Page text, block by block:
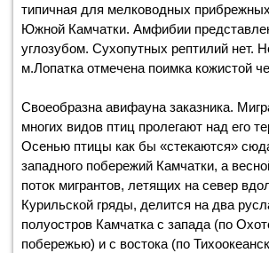
типичная для мелководных
Южной Камчатки. Амфибии
углозубом. Сухопутных рептилий нет.
м.Лопатка отмечена поимка кожистой
Своеобразна авифауна заказника.
многих видов птиц пролегают над его
Осенью птицы как бы «стекаются»
западного побережий Камчатки, а
поток мигрантов, летящих на север
Курильской гряды, делится на два
полуостров Камчатка с запада (по
побережью) и с востока (по